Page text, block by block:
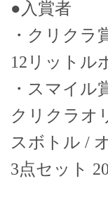
●入賞者
・クリク
12リットル
・スマイ
クリクラオ
スボトル /
3点セット